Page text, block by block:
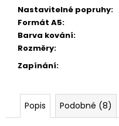
Nastavitelné popruhy:
Formát A5:
Barva kování:
Rozměry:
Zapínání:
Popis Podobné (8)